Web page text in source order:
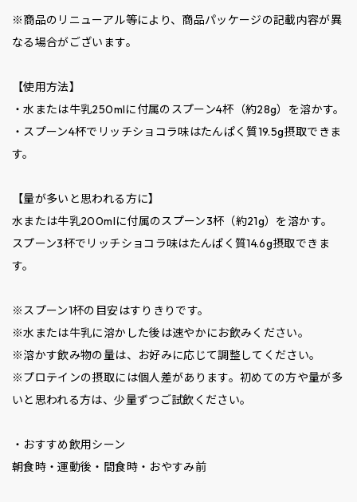
※商品のリニューアル等により、商品パッケージの記載内容が異
なる場合がございます。
【使用方法】
・水または牛乳250mlに付属のスプーン4杯（約28g）を溶かす。
・スプーン4杯でリッチショコラ味はたんぱく質19.5g摂取できま
す。
【量が多いと思われる方に】
水または牛乳200mlに付属のスプーン3杯（約21g）を溶かす。
スプーン3杯でリッチショコラ味はたんぱく質14.6g摂取できま
す。
※スプーン1杯の目安はすりきりです。
※水または牛乳に溶かした後は速やかにお飲みください。
※溶かす飲み物の量は、お好みに応じて調整してください。
※プロテインの摂取には個人差があります。初めての方や量が多
いと思われる方は、少量ずつご試飲ください。
・おすすめ飲用シーン
朝食時・運動後・間食時・おやすみ前